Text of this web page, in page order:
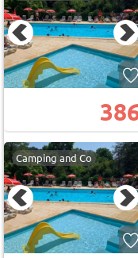
Camping and Co